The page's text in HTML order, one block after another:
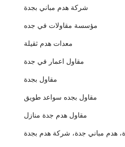
شركة هدم مباني بجدة
مؤسسة مقاولات في جده
معدات هدم ثقيلة
مقاول اعمار في جدة
مقاول بجدة
مقاول بجده سواعد طويق
مقاول هدم جدة منازل
هدم مباني جدة، شركة هدم بجدة